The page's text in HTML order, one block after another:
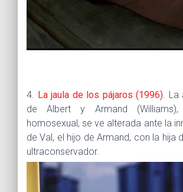
4. La jaula de los pájaros (1996). La
de Albert y Armand
homosexual, se ve alterada ante la
de Val, el hijo de Armand, con la hija
ultraconservador.